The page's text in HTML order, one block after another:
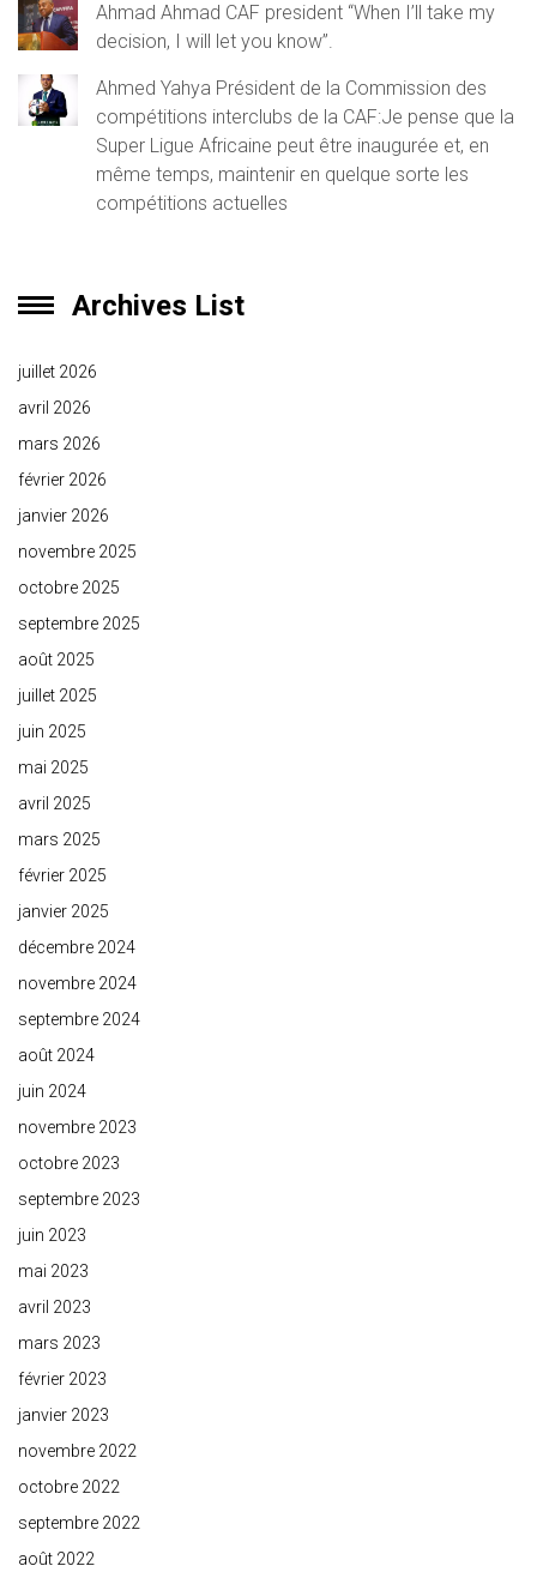
Ahmad Ahmad CAF president “When I’ll take my
decision, I will let you know”.
Ahmed Yahya Président de la Commission des
compétitions interclubs de la CAF:Je pense que la
Super Ligue Africaine peut être inaugurée et, en
même temps, maintenir en quelque sorte les
compétitions actuelles
Archives List
juillet 2026
avril 2026
mars 2026
février 2026
janvier 2026
novembre 2025
octobre 2025
septembre 2025
août 2025
juillet 2025
juin 2025
mai 2025
avril 2025
mars 2025
février 2025
janvier 2025
décembre 2024
novembre 2024
septembre 2024
août 2024
juin 2024
novembre 2023
octobre 2023
septembre 2023
juin 2023
mai 2023
avril 2023
mars 2023
février 2023
janvier 2023
novembre 2022
octobre 2022
septembre 2022
août 2022